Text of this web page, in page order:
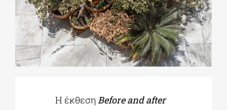
ΔΙΔΑΚΤΟΡΙΚΑ
ΕΚΠΑΙΔΕΥΤΙΚΑ ΙΔΡΥΜΑΤΑ
ΠΟΛΙΤΙΣΤΙΚΟΙ ΦΟΡΕΙΣΗ έκθεση Before and after